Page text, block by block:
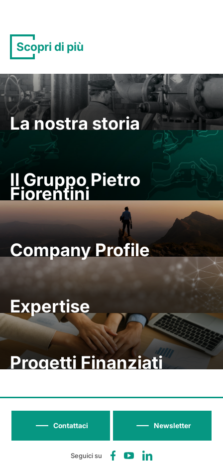
Scopri di più
La nostra storia
Il Gruppo Pietro
Fiorentini
Company Profile
Expertise
Progetti Finanziati
Seguici su
Newsletter
Contattaci